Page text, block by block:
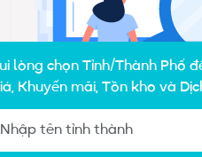
lòng chọn Tỉnh/Thành Phố
Khuyến mãi, Tồn kho và